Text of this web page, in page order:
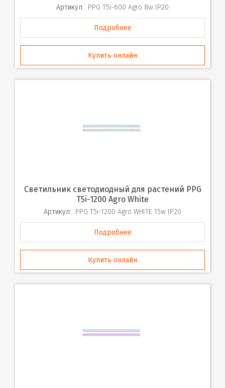
Артикул: PPG T5i-600 Agro 8w IP20
Подробнее
Купить онлайн
Светильник светодиодный для растений PPG
T5i-1200 Agro White
Артикул: PPG T5i-1200 Agro WHITE 15w IP20
Подробнее
Купить онлайн